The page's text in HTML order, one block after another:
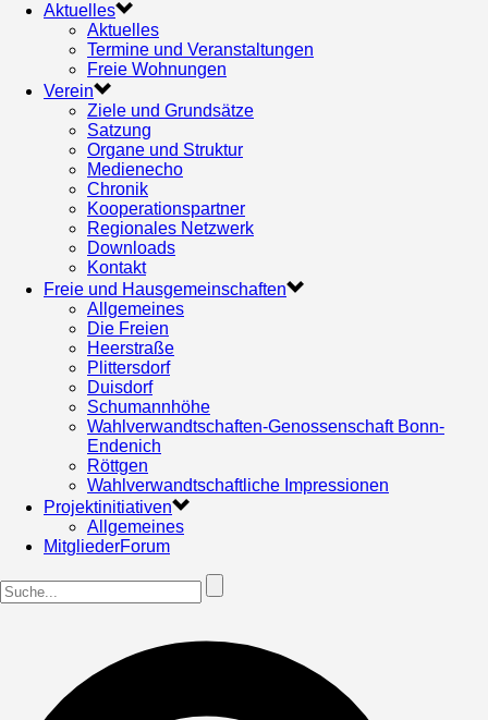
Aktuelles
Aktuelles
Termine und Veranstaltungen
Freie Wohnungen
Verein
Ziele und Grundsätze
Satzung
Organe und Struktur
Medienecho
Chronik
Kooperationspartner
Regionales Netzwerk
Downloads
Kontakt
Freie und Hausgemeinschaften
Allgemeines
Die Freien
Heerstraße
Plittersdorf
Duisdorf
Schumannhöhe
Wahlverwandtschaften-Genossenschaft Bonn-
Endenich
Röttgen
Wahlverwandtschaftliche Impressionen
Projektinitiativen
Allgemeines
MitgliederForum